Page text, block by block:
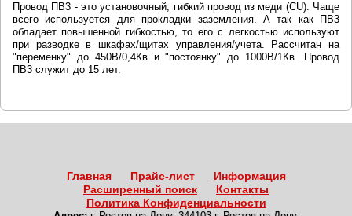
Провод ПВ3 - это установочный, гибкий провод из меди (CU). Чаще
всего используется для прокладки заземления. А так как ПВ3
обладает повышенной гибкостью, то его с легкостью используют
при разводке в шкафах/щитах управления/учета. Рассчитан на
"переменку" до 450В/0,4Кв и "постоянку" до 1000В/1Кв. Провод
ПВ3 служит до 15 лет.
Главная Прайс-лист
Информация
Расширенный поиск
Контакты
Политика Конфиденциальности